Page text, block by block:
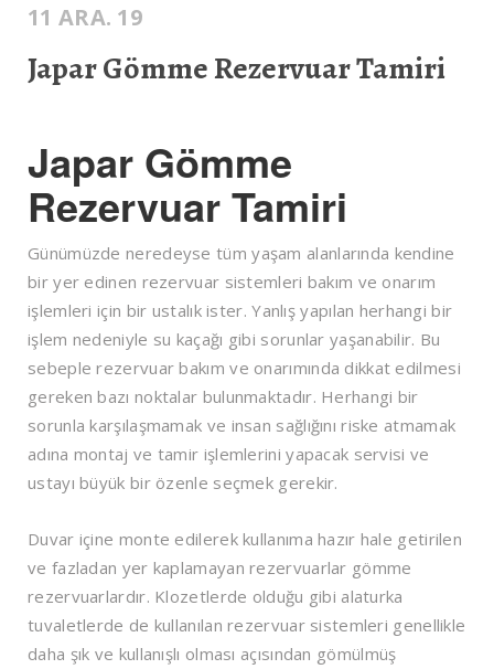
11 ARA. 19
Japar Gömme Rezervuar Tamiri
Japar Gömme
Rezervuar Tamiri
Günümüzde neredeyse tüm yaşam alanlarında kendine
bir yer edinen rezervuar sistemleri bakım ve onarım
işlemleri için bir ustalık ister. Yanlış yapılan herhangi bir
işlem nedeniyle su kaçağı gibi sorunlar yaşanabilir. Bu
sebeple rezervuar bakım ve onarımında dikkat edilmesi
gereken bazı noktalar bulunmaktadır. Herhangi bir
sorunla karşılaşmamak ve insan sağlığını riske atmamak
adına montaj ve tamir işlemlerini yapacak servisi ve
ustayı büyük bir özenle seçmek gerekir.
Duvar içine monte edilerek kullanıma hazır hale getirilen
ve fazladan yer kaplamayan rezervuarlar gömme
rezervuarlardır. Klozetlerde olduğu gibi alaturka
tuvaletlerde de kullanılan rezervuar sistemleri genellikle
daha şık ve kullanışlı olması açısından gömülmüş